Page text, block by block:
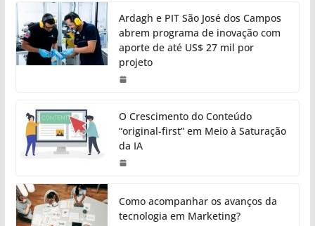
Ardagh e PIT São José dos Campos
abrem programa de inovação com
aporte de até US$ 27 mil por
projeto
O Crescimento do Conteúdo
“original-first” em Meio à Saturação
da IA
Como acompanhar os avanços da
tecnologia em Marketing?